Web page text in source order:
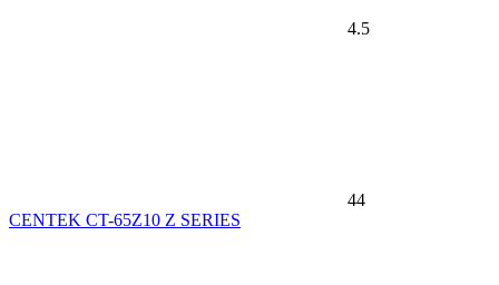
4.5
44
CENTEK CT-65Z10 Z SERIES